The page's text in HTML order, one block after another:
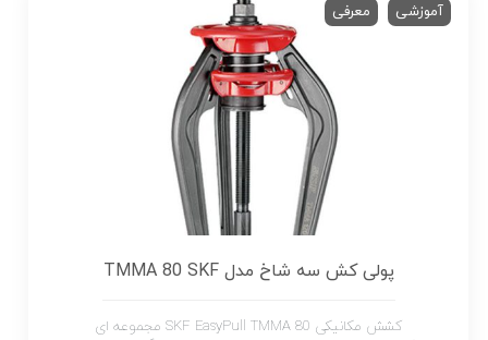
آموزشی معرفی
پولی کش سه شاخ مدل TMMA 80 SKF
کشش مکانیکی SKF EasyPull TMMA 80 مجموعه ای